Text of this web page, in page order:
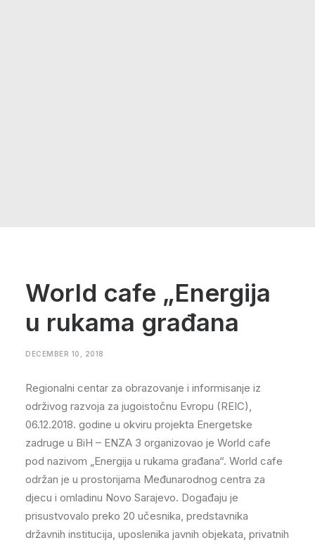
World cafe „Energija
u rukama građana
DECEMBER 10, 2018
Regionalni centar za obrazovanje i informisanje iz
održivog razvoja za jugoistočnu Evropu (REIC),
06.12.2018. godine u okviru projekta Energetske
zadruge u BiH – ENZA 3 organizovao je World cafe
pod nazivom „Energija u rukama građana“. World cafe
održan je u prostorijama Međunarodnog centra za
djecu i omladinu Novo Sarajevo. Događaju je
prisustvovalo preko 20 učesnika, predstavnika
državnih institucija, uposlenika javnih objekata, privatnih